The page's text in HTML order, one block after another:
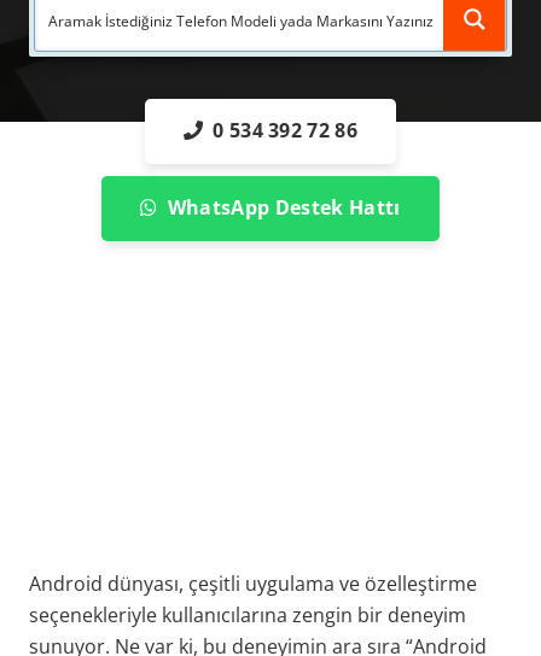
0 534 392 72 86
WhatsApp Destek Hattı
Android dünyası, çeşitli uygulama ve özelleştirme
seçenekleriyle kullanıcılarına zengin bir deneyim
sunuyor. Ne var ki, bu deneyimin ara sıra “Android